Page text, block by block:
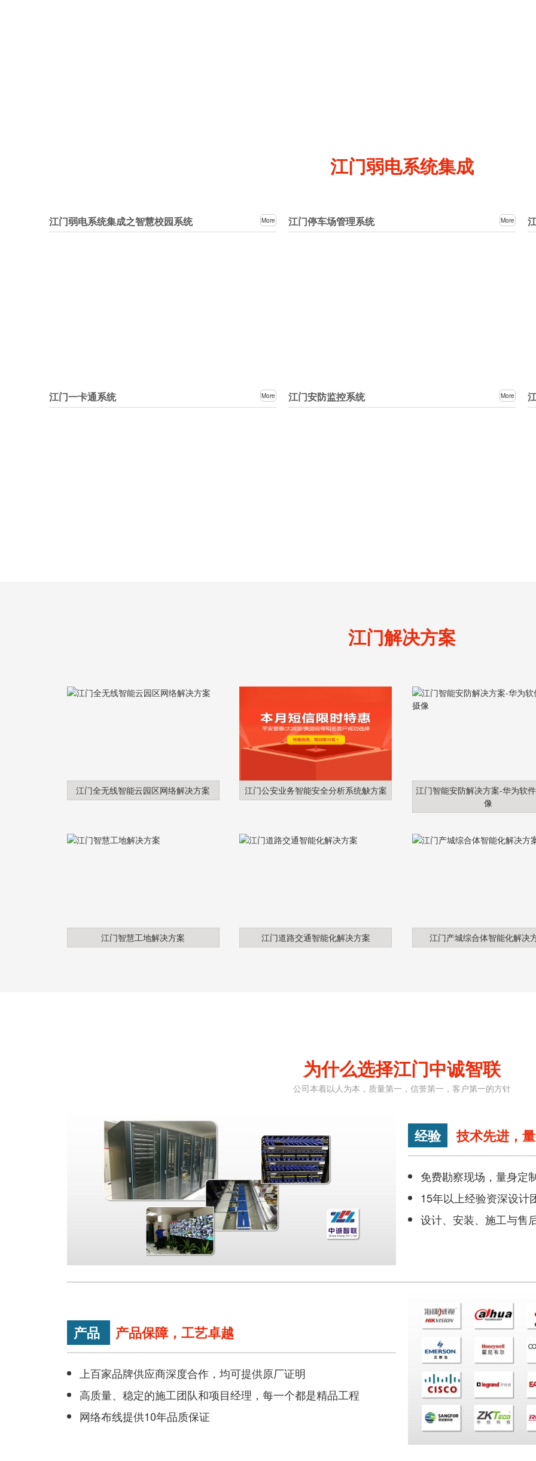
江门弱电系统集成
江门弱电系统集成之智慧校园系统 More 江门停车场管理系统 More
江门一卡通系统 More 江门安防监控系统 More
江门解决方案
江门全无线智能云园区网络解决方案 江门公安业务智能安全分析系统觖方案
江门智能安防解决方案-华为软
像
江门智慧工地解决方案 江门道路交通智能化解决方案 江门产城综合体智能化解决
为什么选择江门中诚智联
公司本着以人为本，质量第一，信誉第一，客户第一的方针
经验 技术先进，
免费勘察现场，量身定
15年以上经验资深设计
设计、安装、施工与售
产品 产品保障，工艺卓越
上百家品牌供应商深度合作，均可提供原厂证明
高质量、稳定的施工团队和项目经理，每一个都是精品工程
网络布线提供10年品质保证